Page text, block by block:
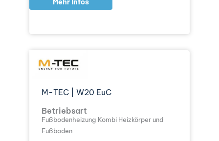
Mehr Infos
M-TEC | W20 EuC
Betriebsart
Fußbodenheizung Kombi Heizkörper und
Fußboden